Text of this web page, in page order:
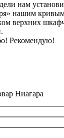
нам
нашим
верхних
Рекомендую!
Ниагара